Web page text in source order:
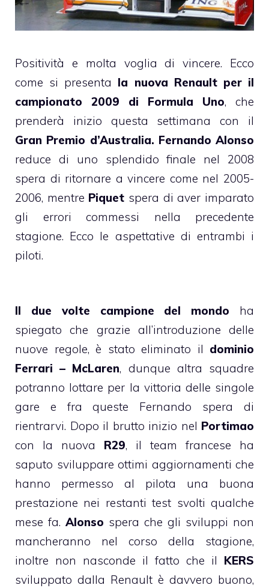
Positività e molta voglia di vincere. Ecco
come si presenta la nuova Renault per il
campionato 2009 di Formula Uno, che
prenderà inizio questa settimana con il
Gran Premio d’Australia. Fernando Alonso
reduce di uno splendido finale nel 2008
spera di ritornare a vincere come nel 2005-
2006, mentre Piquet spera di aver imparato
gli errori commessi nella precedente
stagione. Ecco le aspettative di entrambi i
piloti.
Il due volte campione del mondo ha
spiegato che grazie all’introduzione delle
nuove regole, è stato eliminato il dominio
Ferrari – McLaren, dunque altra squadre
potranno lottare per la vittoria delle singole
gare e fra queste Fernando spera di
rientrarvi. Dopo il brutto inizio nel Portimao
con la nuova R29, il team francese ha
saputo sviluppare ottimi aggiornamenti che
hanno permesso al pilota una buona
prestazione nei restanti test svolti qualche
mese fa. Alonso spera che gli sviluppi non
mancheranno nel corso della stagione,
inoltre non nasconde il fatto che il KERS
sviluppato dalla Renault è davvero buono,